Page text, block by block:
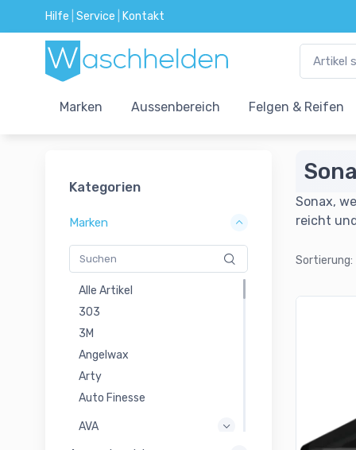
Hilfe Service Kontakt
Marken Aussenbereich Felgen & Reifen
Kategorien
Marken
Alle Artikel
303
3M
Angelwax
Arty
Auto Finesse
AVA
Sonax,
reicht
Sortierung: